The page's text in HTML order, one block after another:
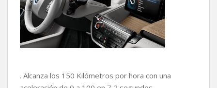
. Alcanza los 150 Kilómetros por hora con una